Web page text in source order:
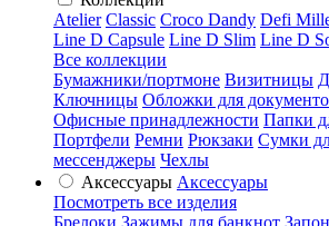
Atelier Classic Croco Dandy Defi
Line D Capsule Line D Slim Line D
Все коллекции
Бумажники/портмоне Визитницы
Ключницы Обложки для
Офисные принадлежности Папки
Портфели Ремни Рюкзаки Сумки
мессенджеры Чехлы
Аксессуары Аксессуары
Посмотреть все изделия
Брелоки Зажимы для банкнот